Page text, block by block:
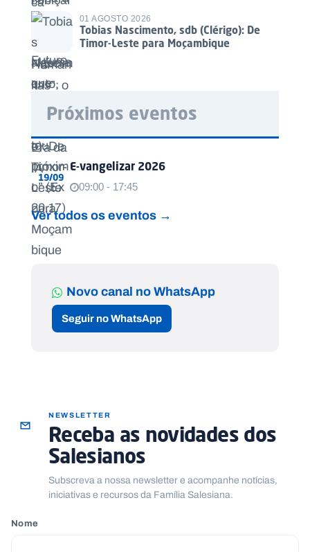
01 AGOSTO 2026
Tobias Nascimento, sdb (Clérigo): De
Timor-Leste para Moçambique
Próximos eventos
19/09
E-vangelizar 2026
09:00 - 17:45
Ver todos os eventos →
Novo canal no WhatsApp
Seguir no WhatsApp
NEWSLETTER
Receba as novidades dos
Salesianos
Subscreva a nossa newsletter e acompanhe notícias,
iniciativas e recursos da Família Salesiana.
Nome